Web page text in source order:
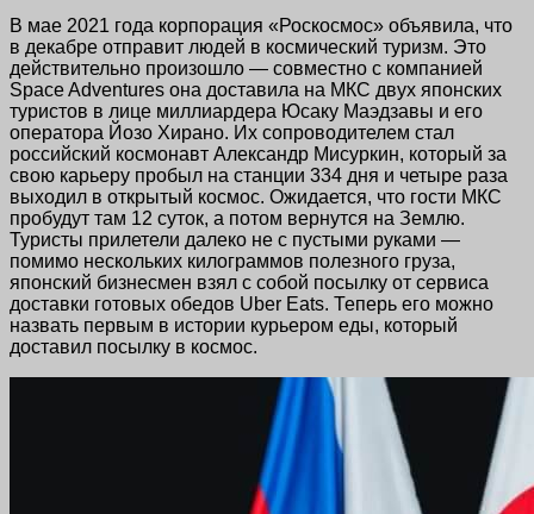
В мае 2021 года корпорация «Роскосмос» объявила, что
в декабре отправит людей в космический туризм. Это
действительно произошло — совместно с компанией
Space Adventures она доставила на МКС двух японских
туристов в лице миллиардера Юсаку Маэдзавы и его
оператора Йозо Хирано. Их сопроводителем стал
российский космонавт Александр Мисуркин, который за
свою карьеру пробыл на станции 334 дня и четыре раза
выходил в открытый космос. Ожидается, что гости МКС
пробудут там 12 суток, а потом вернутся на Землю.
Туристы прилетели далеко не с пустыми руками —
помимо нескольких килограммов полезного груза,
японский бизнесмен взял с собой посылку от сервиса
доставки готовых обедов Uber Eats. Теперь его можно
назвать первым в истории курьером еды, который
доставил посылку в космос.